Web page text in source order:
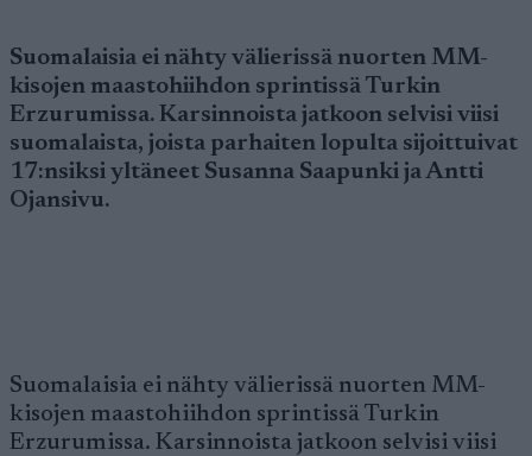
Suomalaisia ei nähty välierissä nuorten MM-
kisojen maastohiihdon sprintissä Turkin
Erzurumissa. Karsinnoista jatkoon selvisi viisi
suomalaista, joista parhaiten lopulta sijoittuivat
17:nsiksi yltäneet Susanna Saapunki ja Antti
Ojansivu.
Suomalaisia ei nähty välierissä nuorten MM-
kisojen maastohiihdon sprintissä Turkin
Erzurumissa. Karsinnoista jatkoon selvisi viisi